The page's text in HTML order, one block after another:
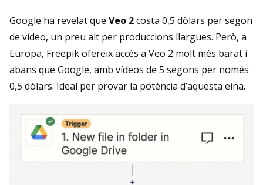
Google ha revelat que Veo 2costa 0,5 dòlars per segon
de vídeo, un preu alt per produccions llargues. Però, a
Europa, Freepik ofereix accés a Veo 2 molt més barat i
abans que Google, amb vídeos de 5 segons per només
0,5 dòlars. Ideal per provar la potència d’aquesta eina.